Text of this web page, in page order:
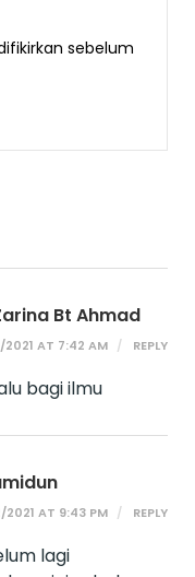
sebelum
Bt Ahmad
AT 7:42 AM REPLY
bagi ilmu
AT 9:43 PM REPLY
lagi